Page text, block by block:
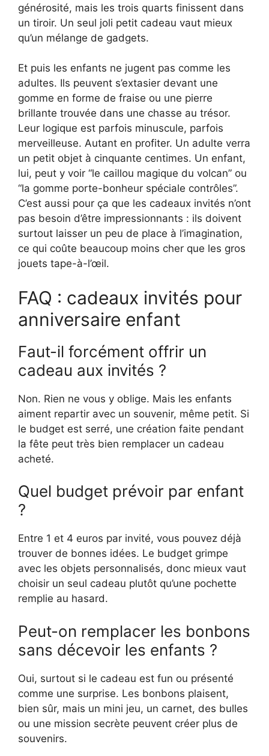
générosité, mais les trois quarts finissent dans
un tiroir. Un seul joli petit cadeau vaut mieux
qu’un mélange de gadgets.
Et puis les enfants ne jugent pas comme les
adultes. Ils peuvent s’extasier devant une
gomme en forme de fraise ou une pierre
brillante trouvée dans une chasse au trésor.
Leur logique est parfois minuscule, parfois
merveilleuse. Autant en profiter. Un adulte verra
un petit objet à cinquante centimes. Un enfant,
lui, peut y voir “le caillou magique du volcan” ou
“la gomme porte-bonheur spéciale contrôles”.
C’est aussi pour ça que les cadeaux invités n’ont
pas besoin d’être impressionnants : ils doivent
surtout laisser un peu de place à l’imagination,
ce qui coûte beaucoup moins cher que les gros
jouets tape-à-l’œil.
FAQ : cadeaux invités pour
anniversaire enfant
Faut-il forcément offrir un
cadeau aux invités ?
Non. Rien ne vous y oblige. Mais les enfants
aiment repartir avec un souvenir, même petit. Si
le budget est serré, une création faite pendant
la fête peut très bien remplacer un cadeau
acheté.
Quel budget prévoir par enfant
?
Entre 1 et 4 euros par invité, vous pouvez déjà
trouver de bonnes idées. Le budget grimpe
avec les objets personnalisés, donc mieux vaut
choisir un seul cadeau plutôt qu’une pochette
remplie au hasard.
Peut-on remplacer les bonbons
sans décevoir les enfants ?
Oui, surtout si le cadeau est fun ou présenté
comme une surprise. Les bonbons plaisent,
bien sûr, mais un mini jeu, un carnet, des bulles
ou une mission secrète peuvent créer plus de
souvenirs.